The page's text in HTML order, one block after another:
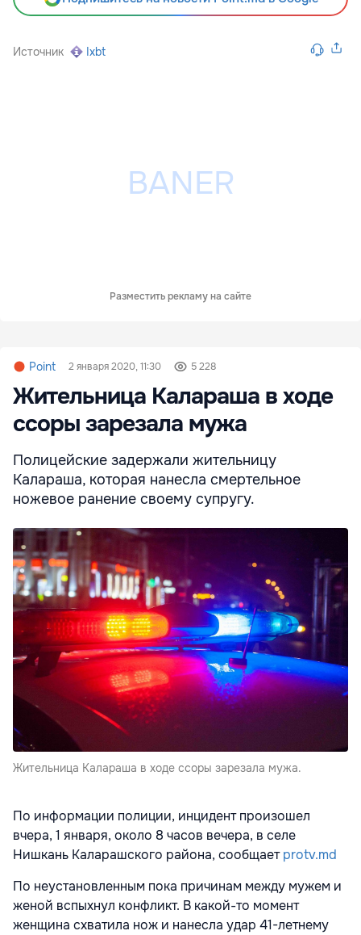
Источник Ixbt
Разместить рекламу на сайте
Point 2 января 2020, 11:30 5 228
Жительница Калараша в ходе
ссоры зарезала мужа
Полицейские задержали жительницу
Калараша, которая нанесла смертельное
ножевое ранение своему супругу.
Жительница Калараша в ходе ссоры зарезала мужа.
По информации полиции, инцидент произошел
вчера, 1 января, около 8 часов вечера, в селе
Нишкань Каларашского района, сообщаетprotv.md
По неустановленным пока причинам между мужем и
женой вспыхнул конфликт. В какой-то момент
женщина схватила нож и нанесла удар 41-летнему